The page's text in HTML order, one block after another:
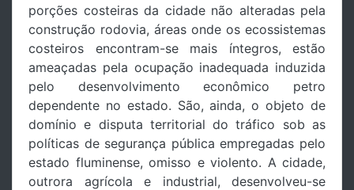
porções costeiras da cidade não alteradas pela
construção rodovia, áreas onde os ecossistemas
costeiros encontram-se mais íntegros, estão
ameaçadas pela ocupação inadequada induzida
pelo desenvolvimento econômico petro
dependente no estado. São, ainda, o objeto de
domínio e disputa territorial do tráfico sob as
políticas de segurança pública empregadas pelo
estado fluminense, omisso e violento. A cidade,
outrora agrícola e industrial, desenvolveu-se